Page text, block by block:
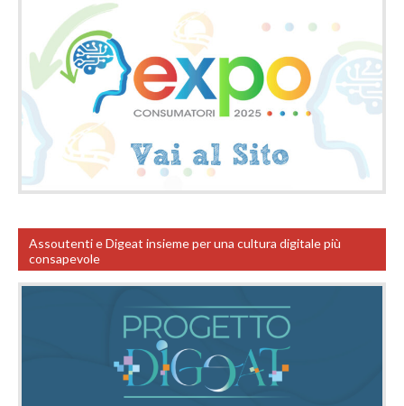
Assoutenti e Digeat insieme per una cultura digitale più
consapevole